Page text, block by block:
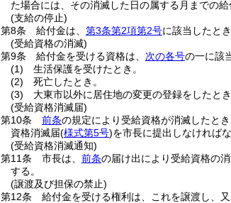
た場合には、その消滅した日の属する月までの給
(支給の停止)
第8条
給付金は、 第3条第2項第2号に該当したと
(受給資格の消滅)
第9条
給付金を受ける資格は、 次の各号の一に該
(1)
生活保護を受けたとき。
(2)
死亡したとき。
(3)
大東市以外に居住地の変更の登録をしたとき
(受給資格消滅届)
第10条
前条の規定により受給資格が消滅したと
資格消滅届(様式第5号)を市長に提出しなければな
(受給資格消滅通知)
第11条
市長は、 前条の届け出により受給資格の
する。
(譲渡及び担保の禁止)
第12条
給付金を受ける権利は、これを譲渡し、